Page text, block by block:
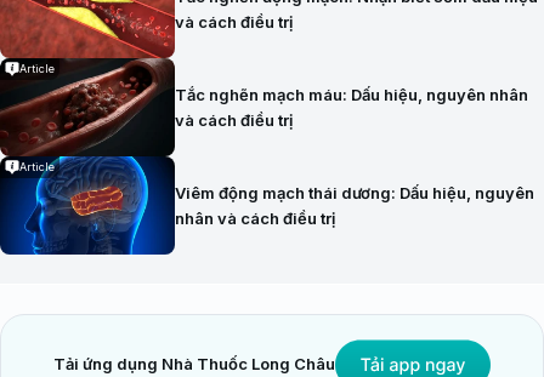
và cách điều trị
Article
Tắc nghẽn mạch máu: Dấu hiệu, nguyên nhân
và cách điều trị
Article
Viêm động mạch thái dương: Dấu hiệu, nguyên
nhân và cách điều trị
Tải ứng dụng Nhà Thuốc Long Châu